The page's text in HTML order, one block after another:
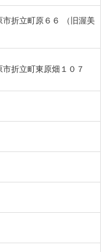
折立町原６６ （旧渥美
折立町東原畑１０７